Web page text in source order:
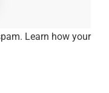
Learn how your